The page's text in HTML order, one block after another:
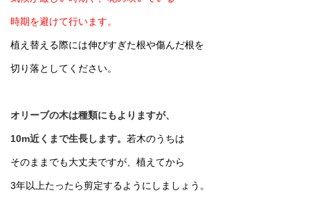
時期を避けて行います。
植え替える際には伸びすぎた根や傷んだ根を
切り落としてください。
オリーブの木は種類にもよりますが、
10m近くまで生長します。 若木のうちは
そのままでも大丈夫ですが、植えてから
3年以上たったら剪定するようにしましょう。